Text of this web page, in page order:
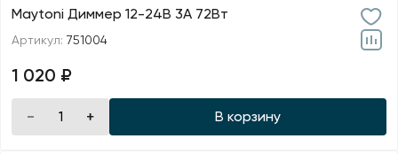
Maytoni Диммер 12-24В 3A 72Вт
Артикул: 751004
1 020 ₽
В корзину